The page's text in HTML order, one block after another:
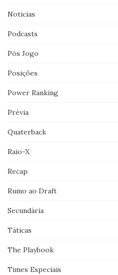
Noticias
Podcasts
Pós Jogo
Posições
Power Ranking
Prévia
Quaterback
Raio-X
Recap
Rumo ao Draft
Secundária
Táticas
The Playbook
Times Especiais